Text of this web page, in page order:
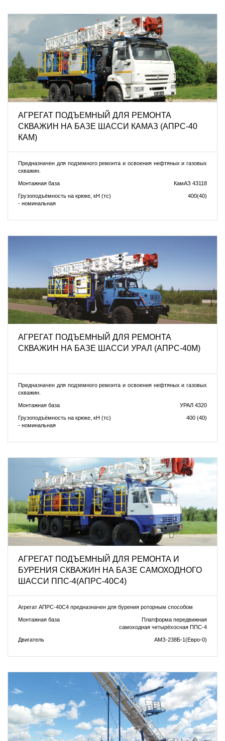
АГРЕГАТ ПОДЪЕМНЫЙ ДЛЯ РЕМОНТА
СКВАЖИН НА БАЗЕ ШАССИ КАМАЗ (АПРС-40
КАМ)
Предназначен для подземного ремонта и освоения нефтяных и газовых
скважин.
Монтажная база КамАЗ 43118
Грузоподъёмность на крюке, кН (тс)
- номинальная
400(40)
АГРЕГАТ ПОДЪЕМНЫЙ ДЛЯ РЕМОНТА
СКВАЖИН НА БАЗЕ ШАССИ УРАЛ (АПРС-40М)
Предназначен для подземного ремонта и освоения нефтяных и газовых
скважин.
Монтажная база УРАЛ 4320
Грузоподъёмность на крюке, кН (тс)
- номинальная
400 (40)
АГРЕГАТ ПОДЪЕМНЫЙ ДЛЯ РЕМОНТА И
БУРЕНИЯ СКВАЖИН НА БАЗЕ САМОХОДНОГО
ШАССИ ППС-4(АПРС-40С4)
Агрегат АПРС-40С4 предназначен для бурения роторным способом
Монтажная база
Платформа передвижная
самоходная четырёхосная ППС-4
Двигатель АМЗ-238Б-1(Евро-0)